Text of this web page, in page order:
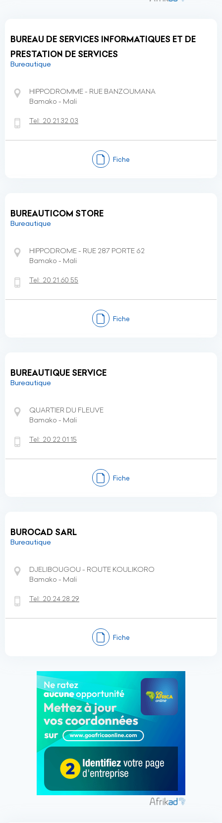
BUREAU DE SERVICES INFORMATIQUES ET DE
PRESTATION DE SERVICES
Bureautique
HIPPODROMME - RUE BANZOUMANA
Bamako - Mali
Tel: 20 21 32 03
Fiche
BUREAUTICOM STORE
Bureautique
HIPPODROME - RUE 287 PORTE 62
Bamako - Mali
Tel: 20 21 60 55
Fiche
BUREAUTIQUE SERVICE
Bureautique
QUARTIER DU FLEUVE
Bamako - Mali
Tel: 20 22 01 15
Fiche
BUROCAD SARL
Bureautique
DJELIBOUGOU - ROUTE KOULIKORO
Bamako - Mali
Tel: 20 24 28 29
Fiche